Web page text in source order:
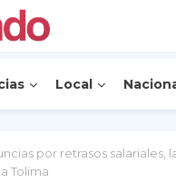
Local
por retrasos salariales,
Tolima